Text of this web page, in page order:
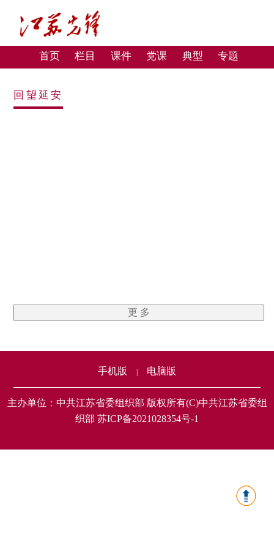
首页 栏目 课件 党课 典型 专题
回望延安
更 多
手机版 电脑版
主办单位：中共江苏省委组织部 版权所有(C)中共江苏省委组
织部 苏ICP备2021028354号-1